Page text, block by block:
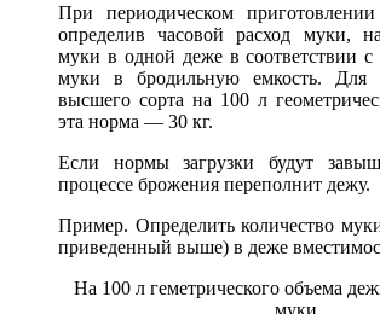
При периодическом
определив часовой расход муки,
муки в одной деже в соответствии с
муки в бродильную емкость. Для
высшего сорта на 100 л
эта норма — 30 кг.
Если нормы загрузки будут
процессе брожения переполнит дежу.
Пример. Определить количество
приведенный выше) в деже
На 100 л геметрического объема
муки